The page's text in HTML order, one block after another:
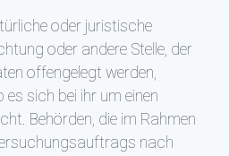
oder juristische
oder andere Stelle, der
offengelegt werden,
sich bei ihr um einen
Behörden, die im Rahmen
nach